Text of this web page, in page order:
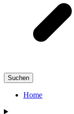
Suchen
Home